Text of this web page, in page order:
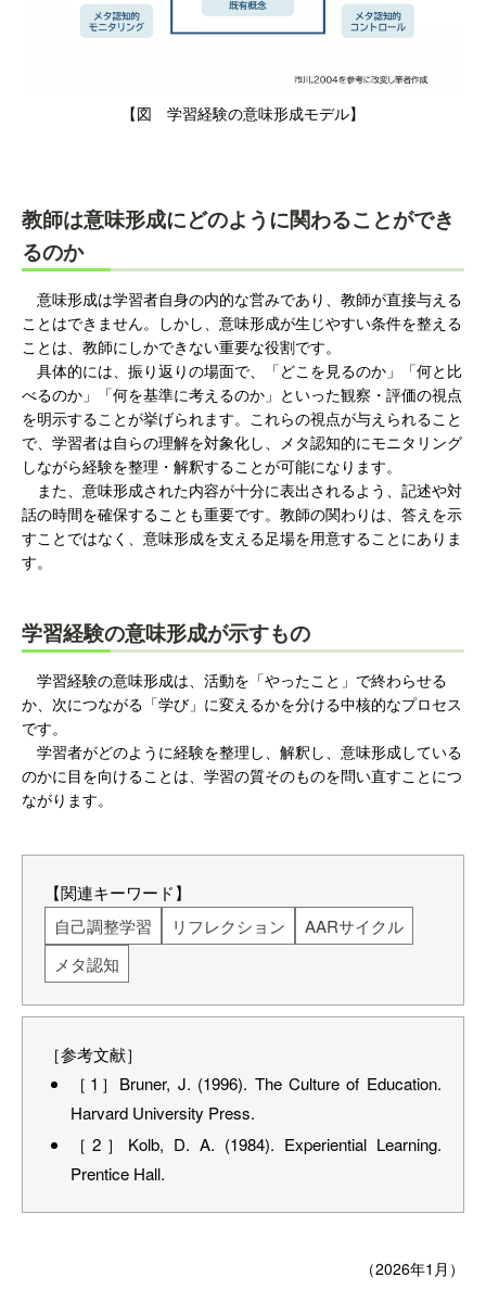
【図 学習経験の意味形成モデル】
教師は意味形成にどのように関わることができ
るのか
意味形成は学習者自身の内的な営みであり、教師が直接与える
ことはできません。しかし、意味形成が生じやすい条件を整える
ことは、教師にしかできない重要な役割です。
具体的には、振り返りの場面で、「どこを見るのか」「何と比
べるのか」「何を基準に考えるのか」といった観察・評価の視点
を明示することが挙げられます。これらの視点が与えられること
で、学習者は自らの理解を対象化し、メタ認知的にモニタリング
しながら経験を整理・解釈することが可能になります。
また、意味形成された内容が十分に表出されるよう、記述や対
話の時間を確保することも重要です。教師の関わりは、答えを示
すことではなく、意味形成を支える足場を用意することにありま
す。
学習経験の意味形成が示すもの
学習経験の意味形成は、活動を「やったこと」で終わらせる
か、次につながる「学び」に変えるかを分ける中核的なプロセス
です。
学習者がどのように経験を整理し、解釈し、意味形成している
のかに目を向けることは、学習の質そのものを問い直すことにつ
ながります。
【関連キーワード】
自己調整学習
リフレクション
AARサイクル
メタ認知
［参考文献］
［1］Bruner, J. (1996). The Culture of Education.
Harvard University Press.
［2］Kolb, D. A. (1984). Experiential Learning.
Prentice Hall.
（2026年1月）